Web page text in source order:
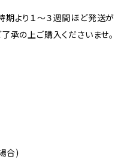
より１～３週間ほど発送が
承の上ご購入くださいませ。
合)